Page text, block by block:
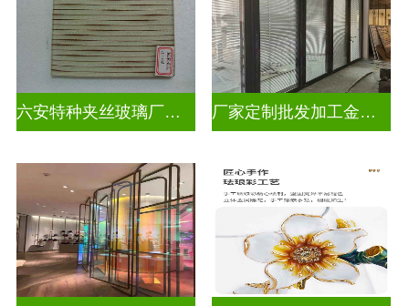
六安特种夹丝玻璃厂家电话 厂家定制批发加工金属丝夹丝玻璃